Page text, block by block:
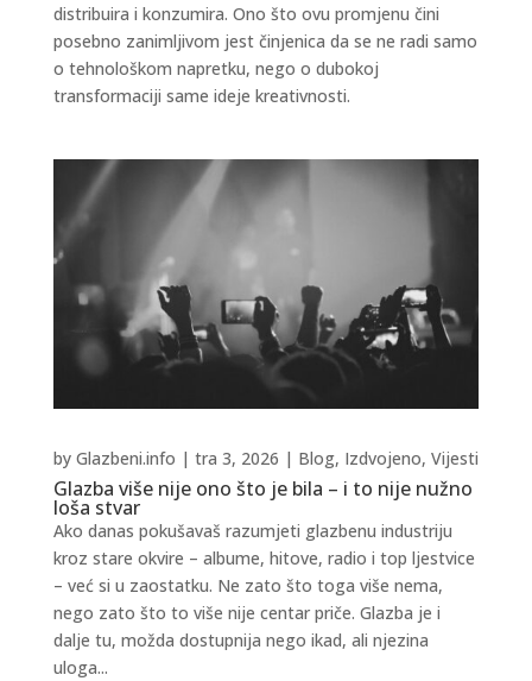
distribuira i konzumira. Ono što ovu promjenu čini
posebno zanimljivom jest činjenica da se ne radi samo
o tehnološkom napretku, nego o dubokoj
transformaciji same ideje kreativnosti.
Glazba više nije ono što je bila – i to nije nužno
loša stvar
by Glazbeni.info | tra 3, 2026 | Blog, Izdvojeno, Vijesti
Ako danas pokušavaš razumjeti glazbenu industriju
kroz stare okvire – albume, hitove, radio i top ljestvice
– već si u zaostatku. Ne zato što toga više nema,
nego zato što to više nije centar priče. Glazba je i
dalje tu, možda dostupnija nego ikad, ali njezina
uloga...